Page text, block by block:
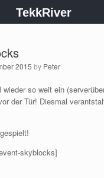
2015 by Peter
so weit ein
der Tür! Diesmal
gespielt!
TekkRiver